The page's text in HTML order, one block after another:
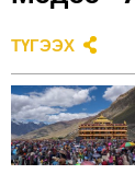
ТҮГЭЭХ